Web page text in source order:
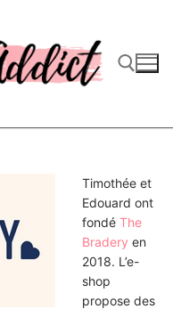
Timothée et
Edouard ont
fondé The
Bradery en
2018. L’e-
shop
propose des